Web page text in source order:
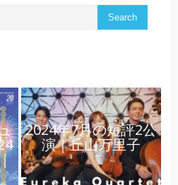
2024年7月の短評2公
演｜丘山万里子